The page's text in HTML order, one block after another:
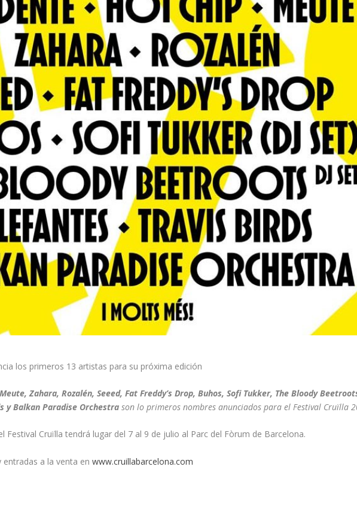
los primeros 13 artistas para su próxima edición
Zahara, Rozalén, Seeed, Fat Freddy’s Drop, Buhos, Sofi Tukker, The Bloody
y Balkan Paradise Orchestra son lo primeros nombres anunciados para el Festival Cruïlla
Festival Cruïlla tendrá lugar del 7 al 9 de julio al Parc del Fòrum de Barcelona.
entradas a la venta enwww.cruillabarcelona.com